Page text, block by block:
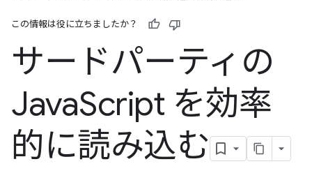
この情報は役に立ちましたか？
サードパーティの
JavaScript を効率
的に読み込む